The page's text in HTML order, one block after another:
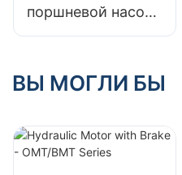
поршневой насос
серии A7V,
поршневой
насос для Rexroth
ВЫ МОГЛИ БЫ